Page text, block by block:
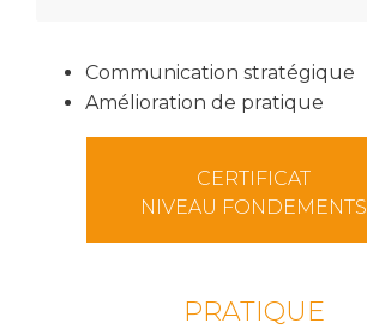
Communication stratégique
Amélioration de pratique
CERTIFICAT
NIVEAU FONDEMENTS
PRATIQUE